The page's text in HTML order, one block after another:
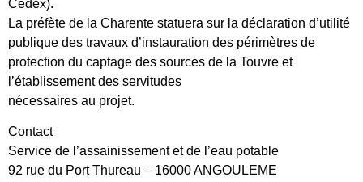
Cedex).
La préfète de la Charente statuera sur la déclaration d’utilité
publique des travaux d’instauration des périmètres de
protection du captage des sources de la Touvre et
l’établissement des servitudes
nécessaires au projet.
Contact
Service de l’assainissement et de l’eau potable
92 rue du Port Thureau – 16000 ANGOULEME